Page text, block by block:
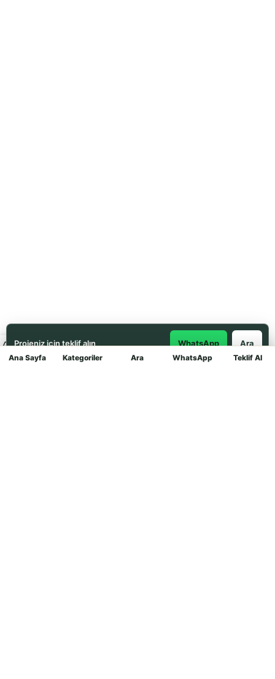
Ana Sayfa Kategoriler Ara WhatsApp Teklif Al
Projeniz için teklif alın WhatsApp Ara